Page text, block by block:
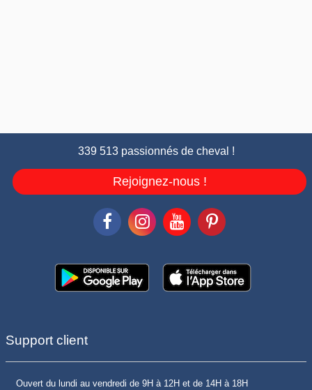
339 513 passionnés de cheval !
Rejoignez-nous !
Support client
Ouvert du lundi au vendredi de 9H à 12H et de 14H à 18H